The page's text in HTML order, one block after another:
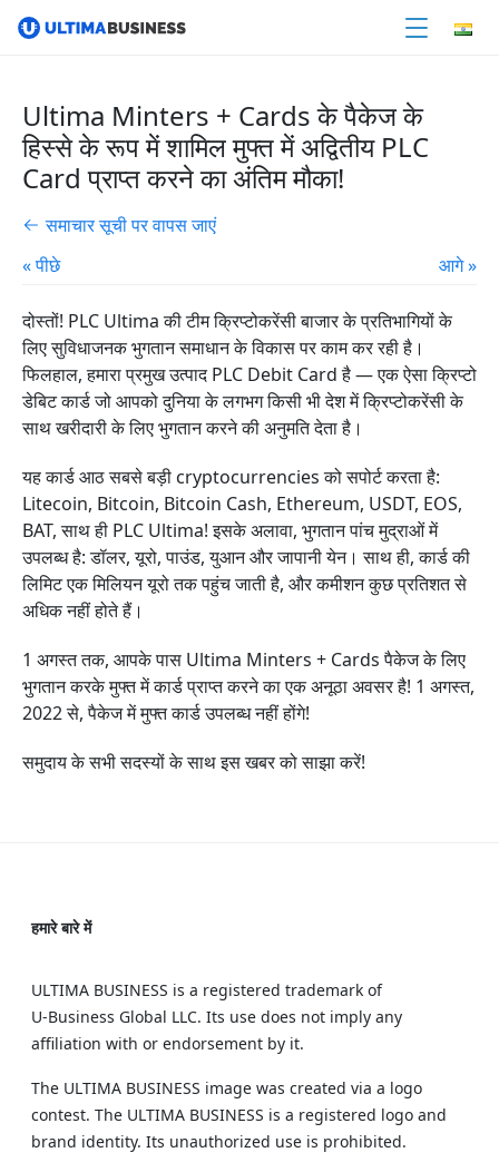
Ultima Minters + Cards के पैकेज के
हिस्से के रूप में शामिल मुफ्त में अद्वितीय PLC
Card प्राप्त करने का अंतिम मौका!
समाचार सूची पर वापस जाएं
« पीछे
आगे »
दोस्तों! PLC Ultima की टीम क्रिप्टोकरेंसी बाजार के प्रतिभागियों के
लिए सुविधाजनक भुगतान समाधान के विकास पर काम कर रही है।
फिलहाल, हमारा प्रमुख उत्पाद PLC Debit Card है — एक ऐसा क्रिप्टो
डेबिट कार्ड जो आपको दुनिया के लगभग किसी भी देश में क्रिप्टोकरेंसी के
साथ खरीदारी के लिए भुगतान करने की अनुमति देता है।
यह कार्ड आठ सबसे बड़ी cryptocurrencies को सपोर्ट करता है:
Litecoin, Bitcoin, Bitcoin Cash, Ethereum, USDT, EOS,
BAT, साथ ही PLC Ultima! इसके अलावा, भुगतान पांच मुद्राओं में
उपलब्ध है: डॉलर, यूरो, पाउंड, युआन और जापानी येन। साथ ही, कार्ड की
लिमिट एक मिलियन यूरो तक पहुंच जाती है, और कमीशन कुछ प्रतिशत से
अधिक नहीं होते हैं।
1 अगस्त तक, आपके पास Ultima Minters + Cards पैकेज के लिए
भुगतान करके मुफ्त में कार्ड प्राप्त करने का एक अनूठा अवसर है! 1 अगस्त,
2022 से, पैकेज में मुफ्त कार्ड उपलब्ध नहीं होंगे!
समुदाय के सभी सदस्यों के साथ इस खबर को साझा करें!
हमारे बारे में
ULTIMA BUSINESS is a registered trademark of
U‑Business Global LLC. Its use does not imply any
affiliation with or endorsement by it.
The ULTIMA BUSINESS image was created via a logo
contest. The ULTIMA BUSINESS is a registered logo and
brand identity. Its unauthorized use is prohibited.